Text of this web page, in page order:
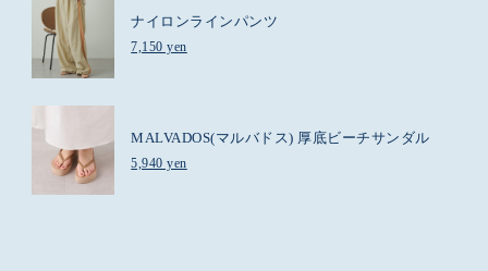
ナイロンラインパンツ
7,150 yen
MALVADOS(マルバドス) 厚底ビーチサンダル
5,940 yen